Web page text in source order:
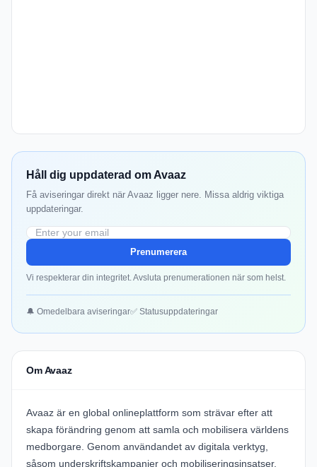
Håll dig uppdaterad om Avaaz
Få aviseringar direkt när Avaaz ligger nere. Missa aldrig viktiga
uppdateringar.
Prenumerera
Vi respekterar din integritet. Avsluta prenumerationen när som helst.
🔔 Omedelbara aviseringar✅ Statusuppdateringar
Om Avaaz
Avaaz är en global onlineplattform som strävar efter att
skapa förändring genom att samla och mobilisera världens
medborgare. Genom användandet av digitala verktyg,
såsom underskriftskampanjer och mobiliseringsinsatser,